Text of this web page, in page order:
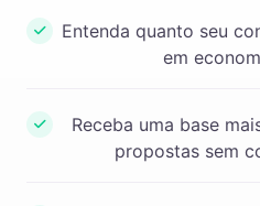
Entenda quanto seu
em
Receba uma base
propostas sem